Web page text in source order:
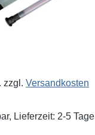
zzgl. Versandkosten
Lieferzeit: 2-5 Tage